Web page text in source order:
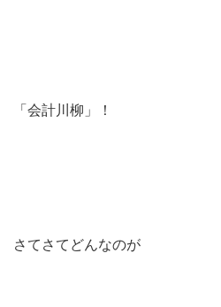
「会計川柳」！
さてさてどんなのが